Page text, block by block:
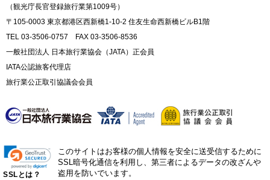
（観光庁長官登録旅行業第1009号）
〒105-0003 東京都港区西新橋1-10-2 住友生命西新橋ビルB1階
TEL 03-3506-0757 FAX 03-3506-8536
一般社団法人 日本旅行業協会（JATA）正会員
IATA公認旅客代理店
旅行業公正取引協議会会員
SSLとは？
このサイトはお客様の個人情報を安全に送受信するために
SSL暗号化通信を利用し、第三者によるデータの改ざんや
盗用を防いでいます。